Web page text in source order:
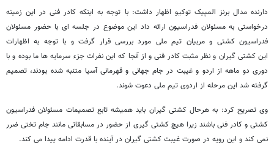
دارنده مدال برنز المپیک توکیو اظهار داشت: با توجه به اینکه کادر فنی در این زمینه
درخواستی به مسئولان فدراسیون ارائه داد این موضوع در جلسه ای با حضور مسئولان
فدراسیون کشتی و مربیان تیم ملی مورد بررسی قرار گرفت و با توجه به اظهارات
این کشتی گیران و نظر مثبت کادر فنی و از آنجا که این نفرات جزء سرمایه ها ما بوده و با
دوری دو ماهه از اردو و غیبت در جام جهانی و قهرمانی آسیا متنبه شده بودند، تصمیم
گرفته شد این مرحله از اردوی تیم ملی دعوت شوند.
وی تصریح کرد: به هرحال کشتی گیران باید همیشه تابع تصمیمات مسئولان فدراسیون
کشتی و کادر فنی باشند زیرا هیچ کشتی گیری از حضور در مسابقاتی مانند جام تختی ضرر
نمی کند و این رویه در صورت غیبت کشتی گیران در آینده با قدرت ادامه پیدا می کند.